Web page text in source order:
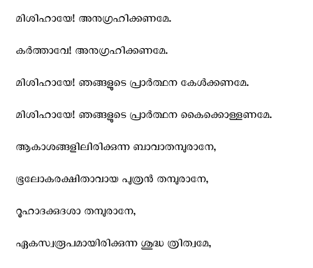
മിശിഹായേ! അനുഗ്രഹിക്കണമേ.
കര്‍ത്താവേ! അനുഗ്രഹിക്കണമേ.
മിശിഹായേ! ഞങ്ങളുടെ പ്രാര്‍ത്ഥന കേള്‍ക്കണമേ.
മിശിഹായേ! ഞങ്ങളുടെ പ്രാര്‍ത്ഥന കൈക്കൊള്ളണമേ.
ആകാശങ്ങളിലിരിക്കുന്ന ബാവാതമ്പുരാനേ,
ഭൂലോകരക്ഷിതാവായ പുത്രന്‍ തമ്പുരാനേ,
റൂഹാദക്കുദശാ തമ്പുരാനേ,
ഏകസ്വരൂപമായിരിക്കുന്ന ശുദ്ധ ത്രിത്വമേ,